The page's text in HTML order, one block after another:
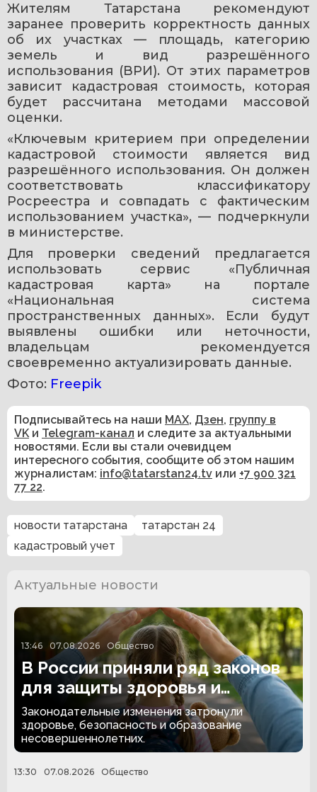
Жителям Татарстана рекомендуют
заранее проверить корректность данных
об их участках — площадь, категорию
земель и вид разрешённого
использования (ВРИ). От этих параметров
зависит кадастровая стоимость, которая
будет рассчитана методами массовой
оценки.
«Ключевым критерием при определении
кадастровой стоимости является вид
разрешённого использования. Он должен
соответствовать классификатору
Росреестра и совпадать с фактическим
использованием участка», — подчеркнули
в министерстве.
Для проверки сведений предлагается
использовать сервис «Публичная
кадастровая карта» на портале
«Национальная система
пространственных данных». Если будут
выявлены ошибки или неточности,
владельцам рекомендуется
своевременно актуализировать данные.
Фото: Freepik
Подписывайтесь на наши MAX, Дзен, группу в
VK и Telegram-канал и следите за актуальными
новостями. Если вы стали очевидцем
интересного события, сообщите об этом нашим
журналистам: info@tatarstan24.tv или +7 900 321
77 22.
новости татарстана
татарстан 24
кадастровый учет
Актуальные новости
13:46 07.08.2026 Общество
В России приняли ряд законов
для защиты здоровья и
безопасности детей
Законодательные изменения затронули
здоровье, безопасность и образование
несовершеннолетних.
13:30 07.08.2026 Общество